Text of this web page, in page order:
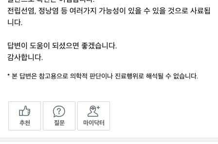
전립선염, 정낭염 등 여러가지 가능성이 있을 수 있을 것으로 사료됩
니다.
답변이 도움이 되셨으면 좋겠습니다.
감사합니다.
* 본 답변은 참고용으로 의학적 판단이나 진료행위로 해석될 수 없습니다.
추천 질문 마이닥터